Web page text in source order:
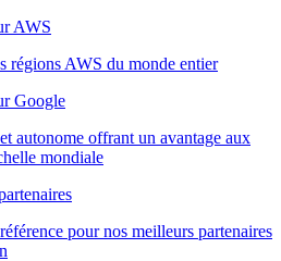
AWS
régions AWS du monde entier
Google
autonome offrant un avantage aux
mondiale
pour nos meilleurs partenaires